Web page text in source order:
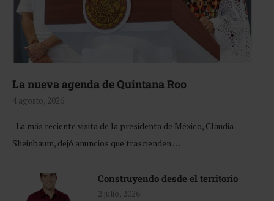
La nueva agenda de Quintana Roo
4 agosto, 2026
La más reciente visita de la presidenta de México, Claudia
Sheinbaum, dejó anuncios que trascienden …
Construyendo desde el territorio
2 julio, 2026